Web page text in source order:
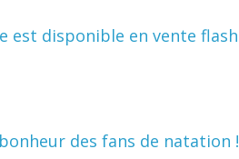
est disponible en vente flash
des fans de natation !